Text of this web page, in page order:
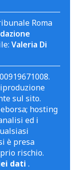
Roma
Valeria Di
sul sito.
hosting
ed i
è presa
rischio.
dati .